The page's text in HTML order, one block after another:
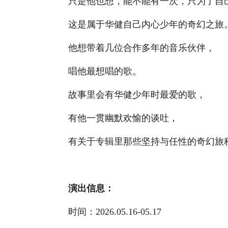
这是属于华健自己内心少年的奇幻之旅。
他想带着几位合作多年的音乐伙伴，
唱他最想唱的歌。
故事里会有华健少年时最爱的歌，
有他一贯幽默欢愉的谈吐，
有关于专辑里那些坚持与任性的奇幻旅
演出信息：
时间：2026.05.16-05.17